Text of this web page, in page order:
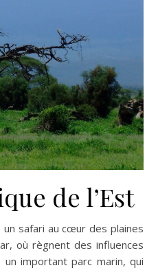
de l’Est
un safari au cœur des plaines
où règnent des influences
important parc marin, qui